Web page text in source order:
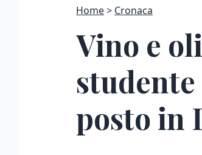
Home Cronaca
Vino e
posto in